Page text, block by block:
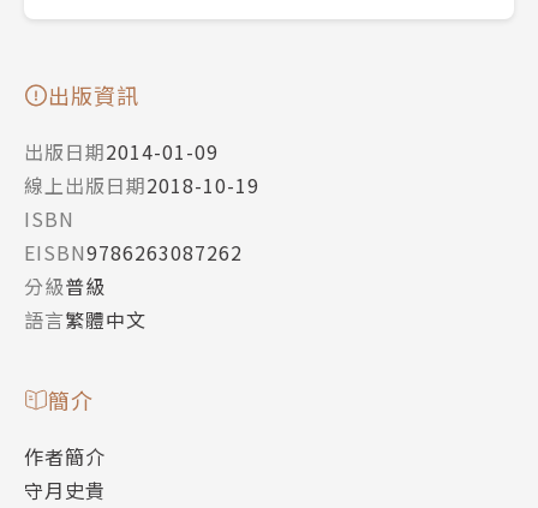
出版資訊
出版日期2014-01-09
線上出版日期2018-10-19
ISBN
EISBN9786263087262
分級普級
語言繁體中文
簡介
作者簡介
守月史貴